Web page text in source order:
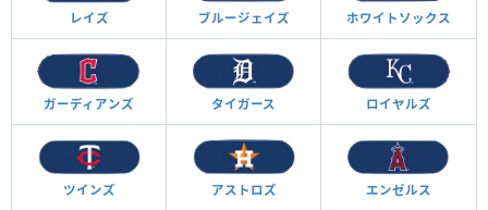
レイズ ブルージェイズ ホワイトソックス
ガーディアンズ タイガース ロイヤルズ
ツインズ アストロズ エンゼルス